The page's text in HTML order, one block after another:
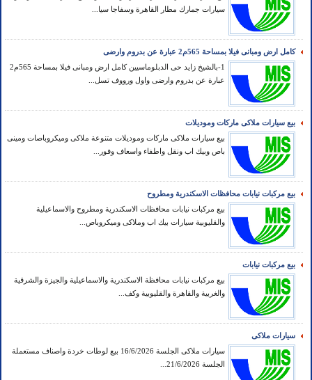
سيارات جمارك مطار القاهرة وسفاجا سيا...
كامل ارض ومبانى فيلا بمساحة 565م2 عبارة عن بدروم وارضى
1-بالشيخ زايد حى الدبلوماسيين كامل ارض ومبانى فيلا بمساحة 565م2
عبارة عن بدروم وارضى واول ورووف تسل...
بيع سيارات ملاكى ماركات وموديلات
بيع سيارات ملاكى ماركات وموديلات متنوعة ملاكى وميكروباصات ومينى
باص وبيك اب ونقل واطفاء واسعاف وفور...
بيع مركبات نيابات محافظات الاسكندرية ومطروح
بيع مركبات نيابات محافظات الاسكندرية ومطروح والاسماعيلية
والقليوبية سيارات بيك اب وملاكى وميكروباص...
بيع مركبات نيابات
بيع مركبات نيابات محافظة الاسكندرية والاسماعيلية والجيزة والشرقية
والغربية والقاهرة والقليوبية وكف...
سيارات ملاكى
سيارات ملاكى الجلسة 16/6/2026 بيع لوطات خردة واصناف مستعملة
الجلسة 21/6/2026...